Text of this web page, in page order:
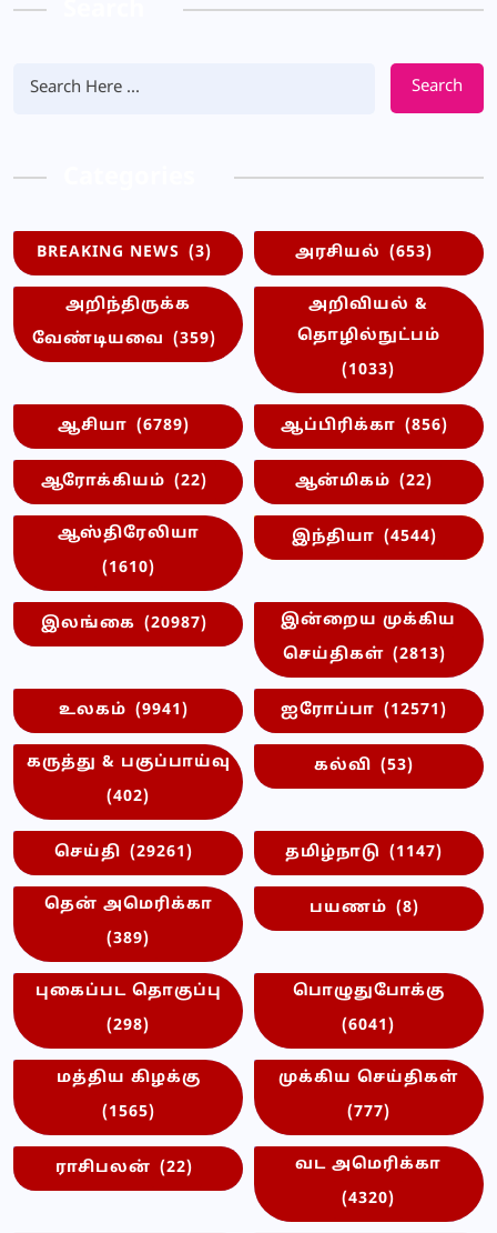
Search
BREAKING NEWS (3) அரசியல் (653)
அறிந்திருக்க
வேண்டியவை (359)
அறிவியல் &
தொழில்நுட்பம்
(1033)
ஆசியா (6789) ஆப்பிரிக்கா (856)
ஆரோக்கியம் (22) ஆன்மிகம் (22)
ஆஸ்திரேலியா
(1610)
இந்தியா (4544)
இலங்கை (20987)
இன்றைய முக்கிய
செய்திகள் (2813)
உலகம் (9941) ஐரோப்பா (12571)
கருத்து & பகுப்பாய்வு
(402)
கல்வி (53)
செய்தி (29261) தமிழ்நாடு (1147)
தென் அமெரிக்கா
(389)
பயணம் (8)
புகைப்பட தொகுப்பு
(298)
பொழுதுபோக்கு
(6041)
மத்திய கிழக்கு
(1565)
முக்கிய செய்திகள்
(777)
ராசிபலன் (22)
வட அமெரிக்கா
(4320)